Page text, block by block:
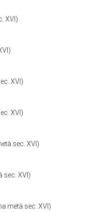
XVI)
XVI)
XVI)
sec. XVI)
sec. XVI)
metà sec. XVI)